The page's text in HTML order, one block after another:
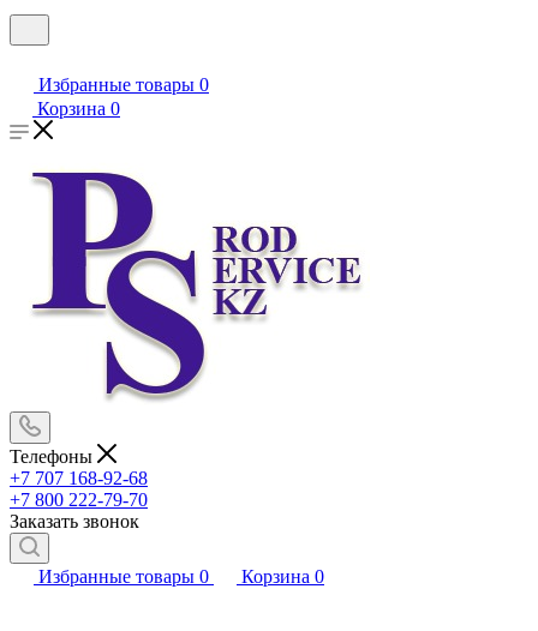
Избранные товары 0
Корзина 0
Телефоны
+7 707 168-92-68
+7 800 222-79-70
Заказать звонок
Избранные товары 0 Корзина 0